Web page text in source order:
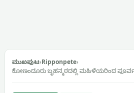
ಮುಖಪುಟ›Ripponpete›
ಕೋಣಂದೂರು ಬೃಹನ್ಮಠದಲ್ಲಿ ಮಹಿಳೆಯರಿಂದ